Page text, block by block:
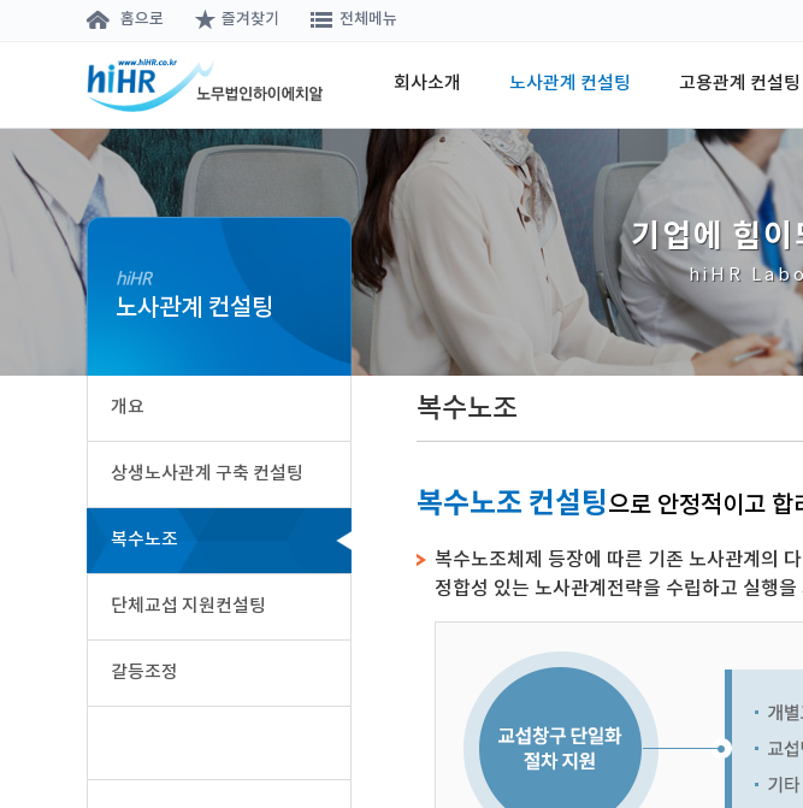
홈으로 즐겨찾기 전체메뉴
회사소개 노사관계 컨설팅 고용관계 컨설팅
기 업에 힘이
hiHR
hiHR
노사관계 컨설팅
개요
상생노사관계 구축 컨설팅
복수노조
단체교섭 지원컨설팅
갈등조정
복수노조
복수노조 컨설팅으로 안정적이고 합
복수노조체제 등장에 따른 기존 노사관계의
정합성 있는 노사관계전략을 수립하고 실행